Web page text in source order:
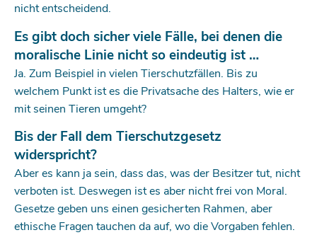
nicht entscheidend.
Es gibt doch sicher viele Fälle, bei denen die
moralische Linie nicht so eindeutig ist …
Ja. Zum Beispiel in vielen Tierschutzfällen. Bis zu
welchem Punkt ist es die Privatsache des Halters, wie er
mit seinen Tieren umgeht?
Bis der Fall dem Tierschutzgesetz
widerspricht?
Aber es kann ja sein, dass das, was der Besitzer tut, nicht
verboten ist. Deswegen ist es aber nicht frei von Moral.
Gesetze geben uns einen gesicherten Rahmen, aber
ethische Fragen tauchen da auf, wo die Vorgaben fehlen.